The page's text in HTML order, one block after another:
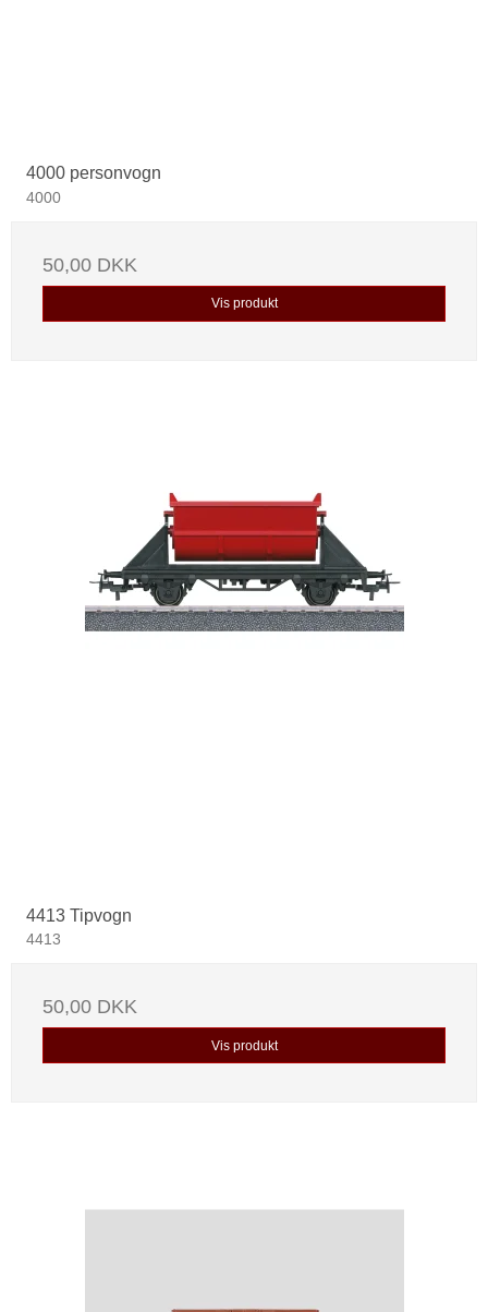
4000 personvogn
4000
50,00 DKK
Vis produkt
4413 Tipvogn
4413
50,00 DKK
Vis produkt